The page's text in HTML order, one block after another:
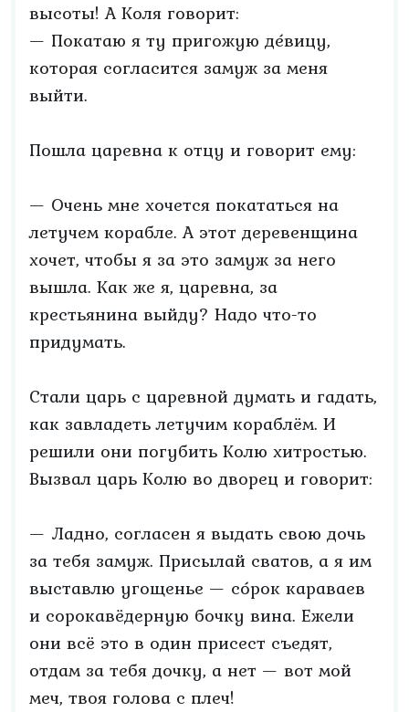
высоты! А Коля говорит:
— Покатаю я ту пригожую де́вицу,
которая согласится замуж за меня
выйти.
Пошла царевна к отцу и говорит ему:
— Очень мне хочется покататься на
летучем корабле. А этот деревенщина
хочет, чтобы я за это замуж за него
вышла. Как же я, царевна, за
крестьянина выйду? Надо что-то
придумать.
Стали царь с царевной думать и гадать,
как завладеть летучим кораблём. И
решили они погубить Колю хитростью.
Вызвал царь Колю во дворец и говорит:
— Ладно, согласен я выдать свою дочь
за тебя замуж. Присылай сватов, а я им
выставлю угощенье — со́рок караваев
и сорокавёдерную бочку вина. Ежели
они всё это в один присест съедят,
отдам за тебя дочку, а нет — вот мой
меч, твоя голова с плеч!